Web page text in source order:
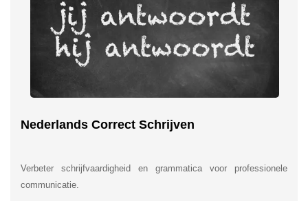
Nederlands Correct Schrijven
Verbeter schrijfvaardigheid en grammatica voor professionele
communicatie.